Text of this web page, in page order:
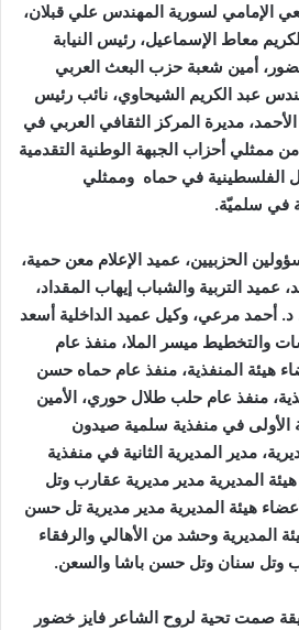
الإمامي لسورية المهندس علي قبلان،
معاط الإسماعيل، رئيس النيابة
، أمين شعبة حزب البعث العربي
عبد الكريم الشيحاوي، نائب رئيس
مديرة المركز الثقافي العربي في
ممثلي أحزاب الجبهة الوطنية التقدمية
الفلسطينية في حماه وممثلي
في سلميّة.
الحزبيين، عميد الإعلام معن حمية،
عميد التربية والشباب إيهاب المقداد،
أحمد مرعي، وكيل عميد الداخلية أسعد
والتخطيط ميسر الملا، منفذ عام
هيئة المنفذية، منفذ عام حماه حسن
منفذ عام حلب طلال حوري، الأمين
الأولى في منفذية سلمية صيدون
، مدير المديرية الثانية في منفذية
المديرية مدير مديرية عقارب وتل
هيئة المديرية مدير مديرية تل حسن
المديرية وحشد من الأهالي والرفقاء
وتل سنان وتل حسن باشا والسعن.
صمت تحية لروح الشاعر فايز خضور